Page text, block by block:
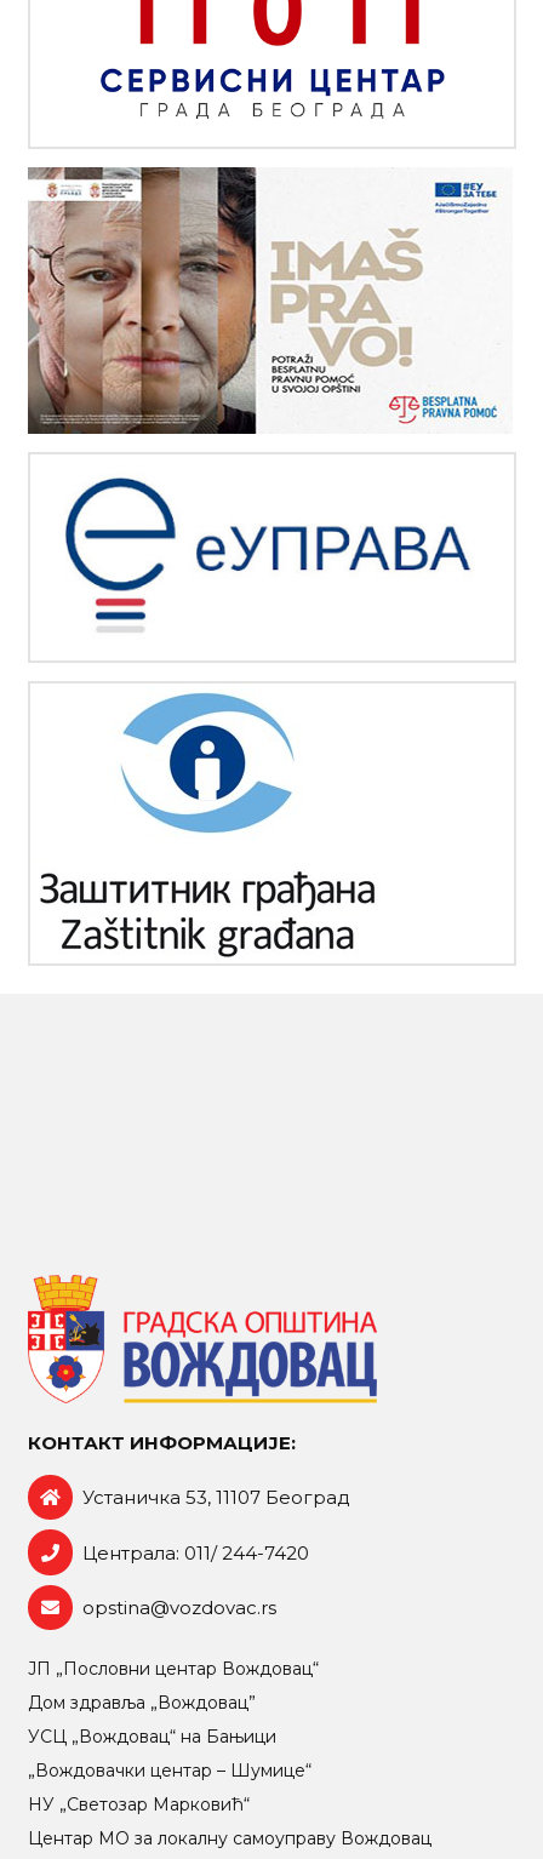
КОНТАКТ ИНФОРМАЦИЈЕ:
Устаничка 53, 11107 Београд
Централа: 011/ 244-7420
opstina@vozdovac.rs
ЈП „Пословни центар Вождовац“
Дом здравља „Вождовац”
УСЦ „Вождовац“ на Бањици
„Вождовачки центар – Шумице“
НУ „Светозар Марковић“
Центар МO за локалну самоуправу Вождовац